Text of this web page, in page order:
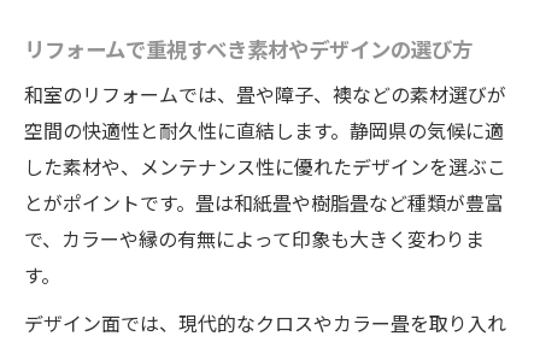
リフォームで重視すべき素材やデザインの選び方
和室のリフォームでは、畳や障子、襖などの素材選びが
空間の快適性と耐久性に直結します。静岡県の気候に適
した素材や、メンテナンス性に優れたデザインを選ぶこ
とがポイントです。畳は和紙畳や樹脂畳など種類が豊富
で、カラーや縁の有無によって印象も大きく変わりま
す。
デザイン面では、現代的なクロスやカラー畳を取り入れ